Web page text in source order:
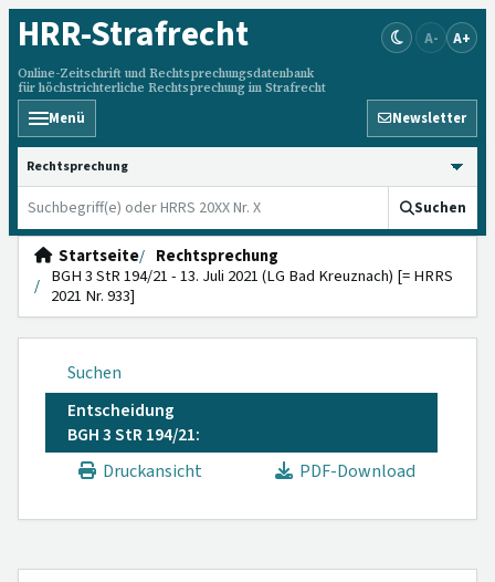
HRR-Strafrecht
Online-Zeitschrift und Rechtsprechungsdatenbank
für höchstrichterliche Rechtsprechung im Strafrecht
A- A+
Menü Newsletter
HRRS durchsuchen
Suchen
Startseite
Rechtsprechung
BGH 3 StR 194/21 - 13. Juli 2021 (LG Bad Kreuznach) [= HRRS
2021 Nr. 933]
Suchen
Entscheidung
BGH 3 StR 194/21:
Druckansicht
PDF-Download